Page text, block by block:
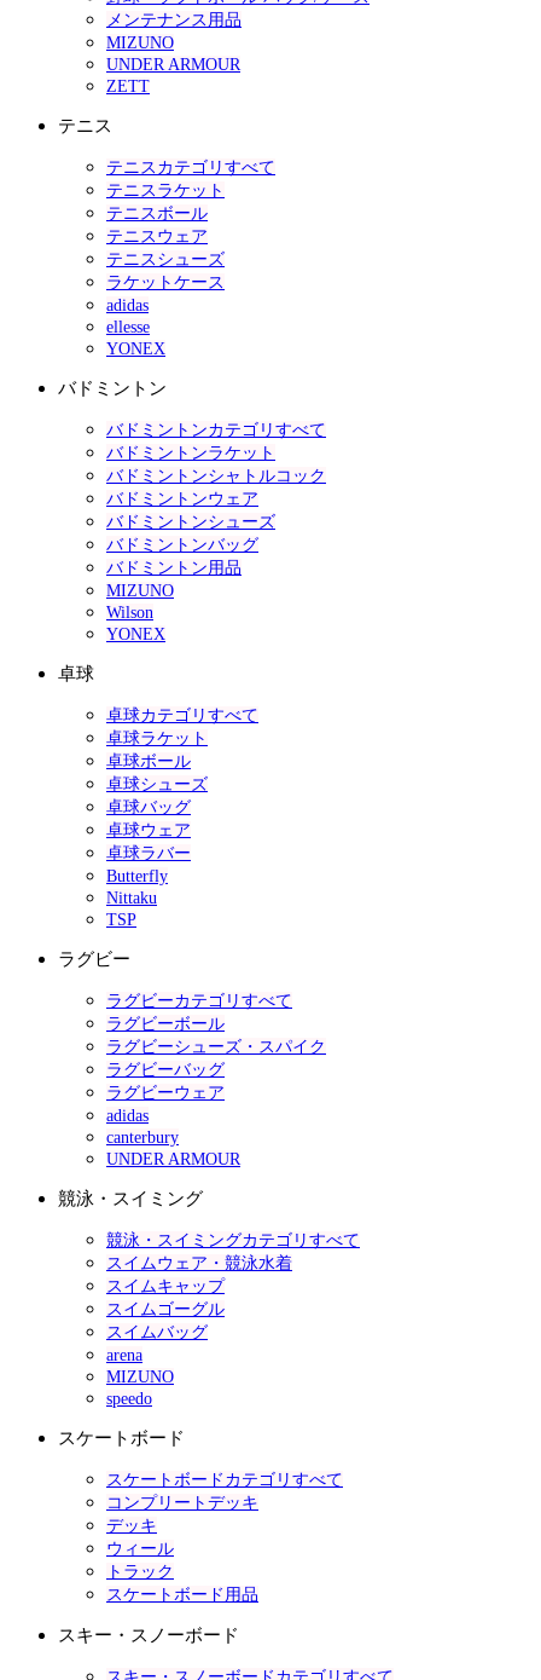
メンテナンス用品
MIZUNO
UNDER ARMOUR
ZETT
テニス
テニスカテゴリすべて
テニスラケット
テニスボール
テニスウェア
テニスシューズ
ラケットケース
adidas
ellesse
YONEX
バドミントン
バドミントンカテゴリすべて
バドミントンラケット
バドミントンシャトルコック
バドミントンウェア
バドミントンシューズ
バドミントンバッグ
バドミントン用品
MIZUNO
Wilson
YONEX
卓球
卓球カテゴリすべて
卓球ラケット
卓球ボール
卓球シューズ
卓球バッグ
卓球ウェア
卓球ラバー
Butterfly
Nittaku
TSP
ラグビー
ラグビーカテゴリすべて
ラグビーボール
ラグビーシューズ・スパイク
ラグビーバッグ
ラグビーウェア
adidas
canterbury
UNDER ARMOUR
競泳・スイミング
競泳・スイミングカテゴリすべて
スイムウェア・競泳水着
スイムキャップ
スイムゴーグル
スイムバッグ
arena
MIZUNO
speedo
スケートボード
スケートボードカテゴリすべて
コンプリートデッキ
デッキ
ウィール
トラック
スケートボード用品
スキー・スノーボード